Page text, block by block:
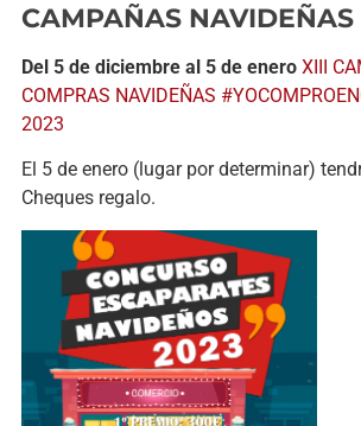
CAMPAÑAS NAVIDEÑAS
Del 5 de diciembre al 5 de enero XIII
COMPRAS NAVIDEÑAS
2023
El 5 de enero (lugar por determinar)
Cheques regalo.